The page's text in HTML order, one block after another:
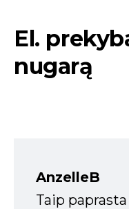
El.
nugarą
AnzelleB
Taip